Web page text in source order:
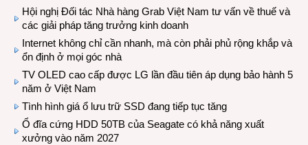
Hội nghị Đối tác Nhà hàng Grab Việt Nam tư vấn về thuế và
các giải pháp tăng trưởng kinh doanh
Internet không chỉ cần nhanh, mà còn phải phủ rộng khắp và
ổn định ở mọi góc nhà
TV OLED cao cấp được LG lần đầu tiên áp dụng bảo hành 5
năm ở Việt Nam
Tình hình giá ổ lưu trữ SSD đang tiếp tục tăng
Ổ đĩa cứng HDD 50TB của Seagate có khả năng xuất
xưởng vào năm 2027